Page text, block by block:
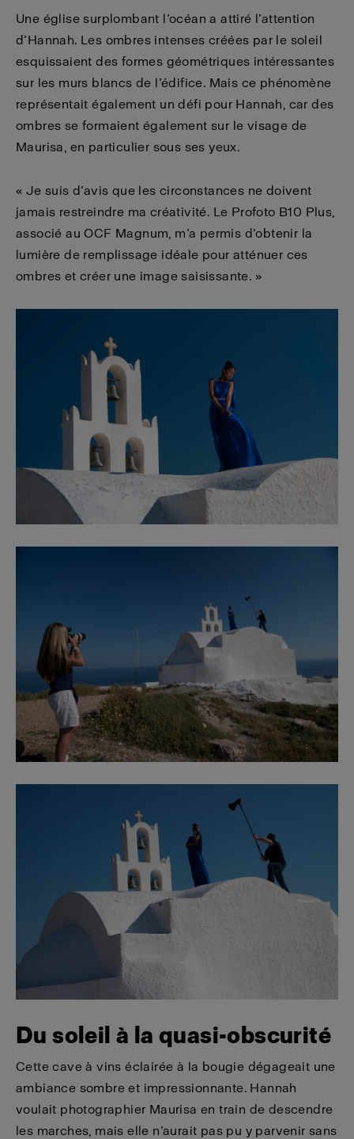
Une église surplombant l’océan a attiré l’attention
d’Hannah. Les ombres intenses créées par le soleil
esquissaient des formes géométriques intéressantes
sur les murs blancs de l’édifice. Mais ce phénomène
représentait également un défi pour Hannah, car des
ombres se formaient également sur le visage de
Maurisa, en particulier sous ses yeux.
« Je suis d’avis que les circonstances ne doivent
jamais restreindre ma créativité. Le Profoto B10 Plus,
associé au OCF Magnum, m’a permis d’obtenir la
lumière de remplissage idéale pour atténuer ces
ombres et créer une image saisissante. »
Du soleil à la quasi-obscurité
Cette cave à vins éclairée à la bougie dégageait une
ambiance sombre et impressionnante. Hannah
voulait photographier Maurisa en train de descendre
les marches, mais elle n’aurait pas pu y parvenir sans